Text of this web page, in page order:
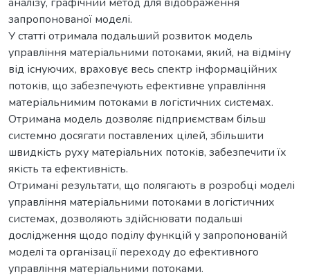
запропонованої моделі.
У статті отримала подальший розвиток модель
управління матеріальними потоками, який, на відміну
від існуючих, враховує весь спектр інформаційних
потоків, що забезпечують ефективне управління
матеріальнимим потоками в логістичних системах.
Отримана модель дозволяє підприємствам більш
системно досягати поставлених цілей, збільшити
швидкість руху матеріальних потоків, забезпечити їх
якість та ефективність.
Отримані результати, що полягають в розробці моделі
управління матеріальними потоками в логістичних
системах, дозволяють здійснювати подальші
дослідження щодо поділу функцій у запропонованій
моделі та організації переходу до ефективного
управління матеріальними потоками.